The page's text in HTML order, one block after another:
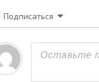
Подписаться